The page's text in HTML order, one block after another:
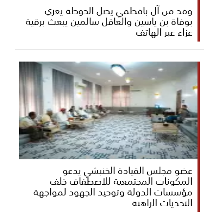
وفد من آل باقطمي يصل الحوطة يعزي
بوفاة بن ياسين والعاقل سالمين يبعث برقية
عزاء عبر الهاتف
عضو مجلس القيادة الخنبشي يدعو
المكونات المجتمعية للاصطفاف خلف
مؤسسات الدولة وتوحيد الجهود لمواجهة
التحديات الراهنة